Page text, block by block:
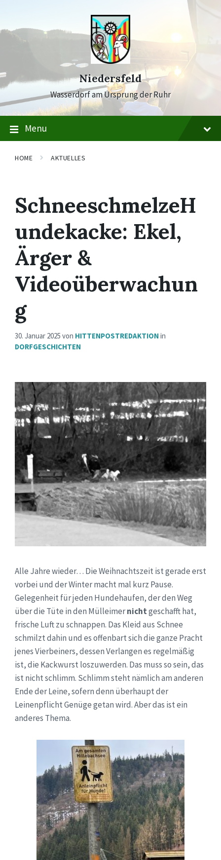
navigation
Niedersfeld
Wasserdorf am Ursprung der Ruhr
Menu
HOME AKTUELLES
SchneeschmelzeH
undekacke: Ekel,
Ärger &
Videoüberwachun
g
30. Januar 2025 von HITTENPOSTREDAKTION in
DORFGESCHICHTEN
Alle Jahre wieder… Die Weihnachtszeit ist gerade erst
vorbei und der Winter macht mal kurz Pause.
Gelegenheit für jeden Hundehaufen, der den Weg
über die Tüte in den Mülleimernichtgeschafft hat,
frische Luft zu schnappen. Das Kleid aus Schnee
schmilzt dahin und es offenbart sich die ganze Pracht
jenes Vierbeiners, dessen Verlangen es regelmäßig
ist, die Kackwurst loszuwerden. Das muss so sein, das
ist nicht schlimm. Schlimm steht nämlich am anderen
Ende der Leine, sofern denn überhaupt der
Leinenpflicht Genüge getan wird. Aber das ist ein
anderes Thema.